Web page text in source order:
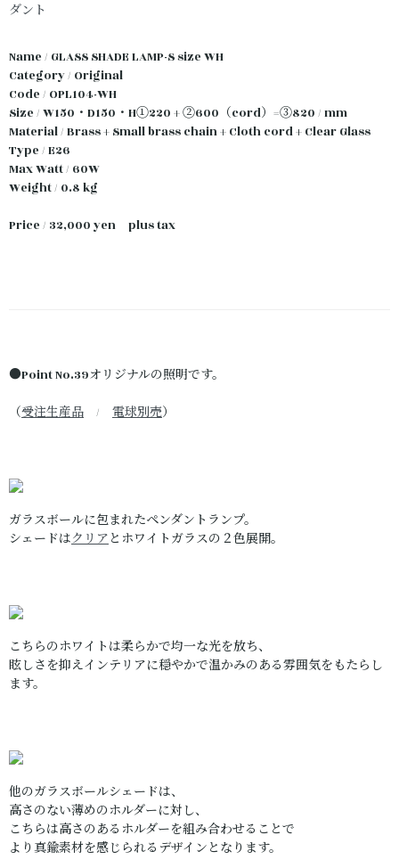
ダント
Name / GLASS SHADE LAMP-S size WH
Category / Original
Code / OPL104-WH
Size / W150・D150・H①220 + ②600（cord）=③820 / mm
Material / Brass + Small brass chain + Cloth cord + Clear Glass
Type / E26
Max Watt / 60W
Weight / 0.8 kg
Price / 32,000 yen plus tax
●Point No.39オリジナルの照明です。
（受注生産品 / 電球別売）
ガラスボールに包まれたペンダントランプ。
シェードはクリアとホワイトガラスの２色展開。
こちらのホワイトは柔らかで均一な光を放ち、
眩しさを抑えインテリアに穏やかで温かみのある雰囲気をもたらし
ます。
他のガラスボールシェードは、
高さのない薄めのホルダーに対し、
こちらは高さのあるホルダーを組み合わせることで
より真鍮素材を感じられるデザインとなります。